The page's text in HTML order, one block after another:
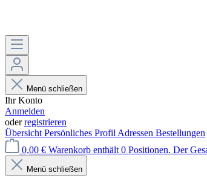
Menü schließen
Ihr Konto
Anmelden
oderregistrieren
Übersicht Persönliches Profil Adressen Bestellungen
0,00 € Warenkorb enthält 0 Positionen. Der
Menü schließen